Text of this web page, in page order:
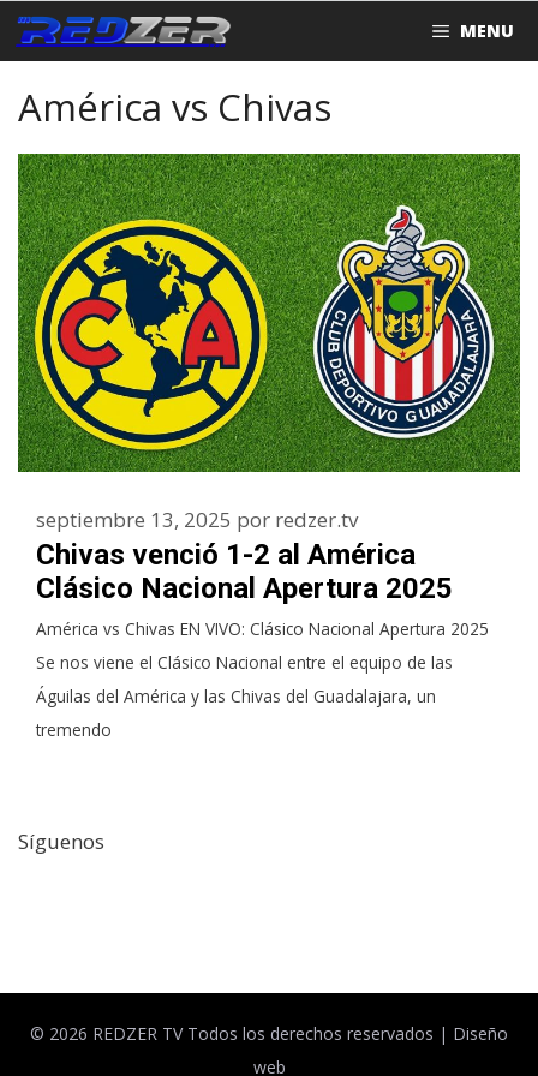
Saltar
al
MENU
América vs Chivas
Chivas venció 1-2 al América
Clásico Nacional Apertura 2025
septiembre 13, 2025 por redzer.tv
América vs Chivas EN VIVO: Clásico Nacional Apertura 2025
Se nos viene el Clásico Nacional entre el equipo de las
Águilas del América y las Chivas del Guadalajara, un
tremendo
Síguenos
© 2026 REDZER TV Todos los derechos reservados | Diseño
web